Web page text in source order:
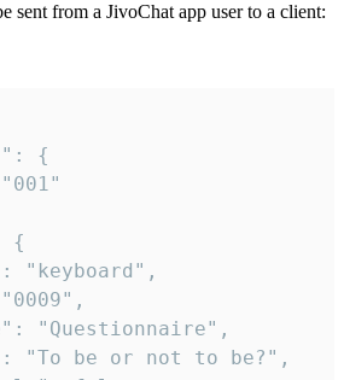
sent from a JivoChat app user to a client: